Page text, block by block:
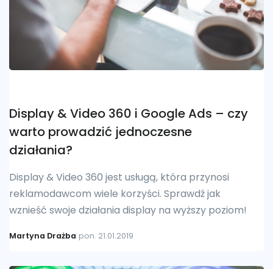
Display & Video 360 i Google Ads – czy
warto prowadzić jednoczesne
działania?
Display & Video 360 jest usługą, która przynosi
reklamodawcom wiele korzyści. Sprawdź jak
wznieść swoje działania display na wyższy poziom!
Martyna Drażba pon. 21.01.2019